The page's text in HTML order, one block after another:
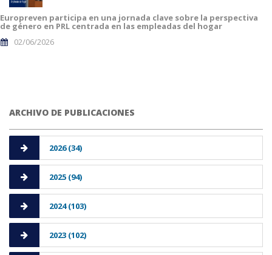
Europreven participa en una jornada clave sobre la perspectiva
de género en PRL centrada en las empleadas del hogar
02/06/2026
ARCHIVO DE PUBLICACIONES
2026 (34)
2025 (94)
2024 (103)
2023 (102)